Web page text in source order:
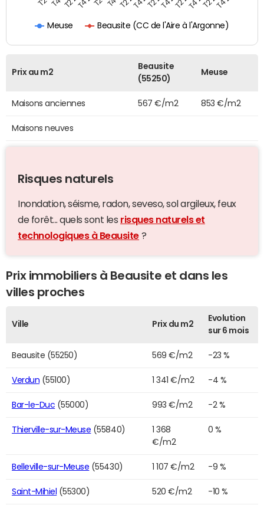
Meuse Beausite (CC de l'Aire à l'Argonne)
Prix au m2
Beausite
(55250)
Meuse
Maisons anciennes 567 €/m2 853 €/m2
Maisons neuves
Risques naturels
Inondation, séisme, radon, seveso, sol argileux, feux
de forêt... quels sont les risques naturels et
technologiques à Beausite ?
Prix immobiliers à Beausite et dans les
villes proches
Ville Prix du m2
Evolution
sur 6 mois
Beausite (55250) 569 €/m2 -23 %
Verdun (55100) 1 341 €/m2 -4 %
Bar-le-Duc (55000) 993 €/m2 -2 %
Thierville-sur-Meuse (55840)
1 368
€/m2
0 %
Belleville-sur-Meuse (55430) 1 107 €/m2 -9 %
Saint-Mihiel (55300) 520 €/m2 -10 %